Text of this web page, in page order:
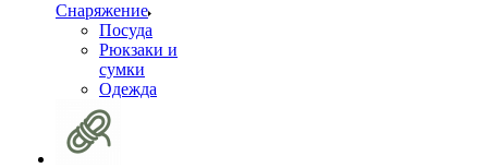
Снаряжение
Посуда
Рюкзаки и
сумки
Одежда